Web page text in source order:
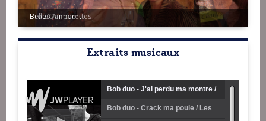
Belles Amourettes
Extraits musicaux
Bob duo - J'ai perdu ma montre /
Dans l'bourg de Batz là dansent /
Bob duo - Crack ma poule / Les